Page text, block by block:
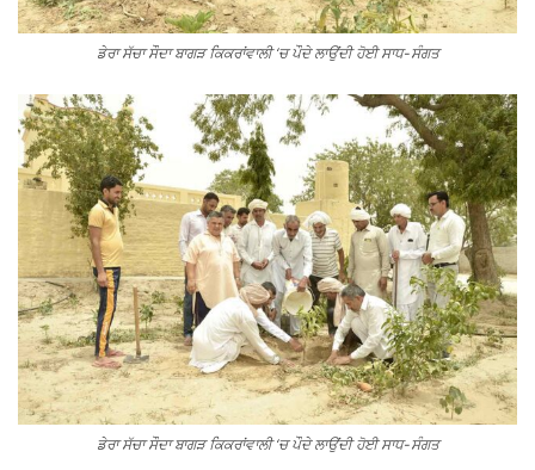
ਡੇਰਾ ਸੱਚਾ ਸੌਦਾ ਬਾਗੜ ਕਿਕਰਾਂਵਾਲੀ ‘ਚ ਪੌਦੇ ਲਾਉਂਦੀ ਹੋਈ ਸਾਧ-ਸੰਗਤ
ਡੇਰਾ ਸੱਚਾ ਸੌਦਾ ਬਾਗੜ ਕਿਕਰਾਂਵਾਲੀ ‘ਚ ਪੌਦੇ ਲਾਉਂਦੀ ਹੋਈ ਸਾਧ-ਸੰਗਤ